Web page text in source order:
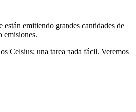
están emitiendo grandes cantidades de
emisiones.
Celsius; una tarea nada fácil. Veremos